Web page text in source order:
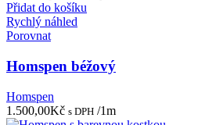
Přidat do košíku
Rychlý náhled
Porovnat
Homspen béžový
Homspen
1.500,00Kč s DPH /1m